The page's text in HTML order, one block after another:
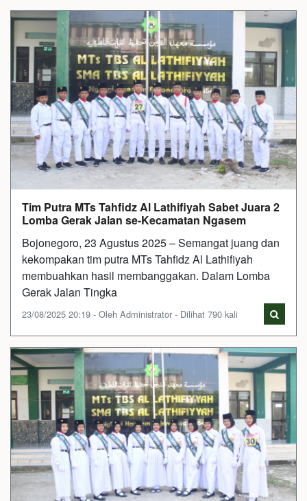
Tim Putra MTs Tahfidz Al Lathifiyah Sabet Juara 2
Lomba Gerak Jalan se-Kecamatan Ngasem
Bojonegoro, 23 Agustus 2025 – Semangat juang dan
kekompakan tim putra MTs Tahfidz Al Lathifiyah
membuahkan hasil membanggakan. Dalam Lomba
Gerak Jalan Tingka
23/08/2025 20:19 - Oleh Administrator - Dilihat 790 kali